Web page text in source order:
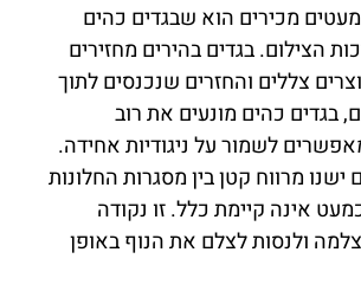
מכירים הוא שבגדים כהים
הצילום. בגדים בהירים מחזירים
צללים והחזרים שנכנסים לתוך
בגדים כהים מונעים את רוב
לשמור על ניגודיות אחידה.
ישנו מרווח קטן בין מסגרות החלונות
אינה קיימת כלל. זו נקודה
ולנסות לצלם את הנוף באופן